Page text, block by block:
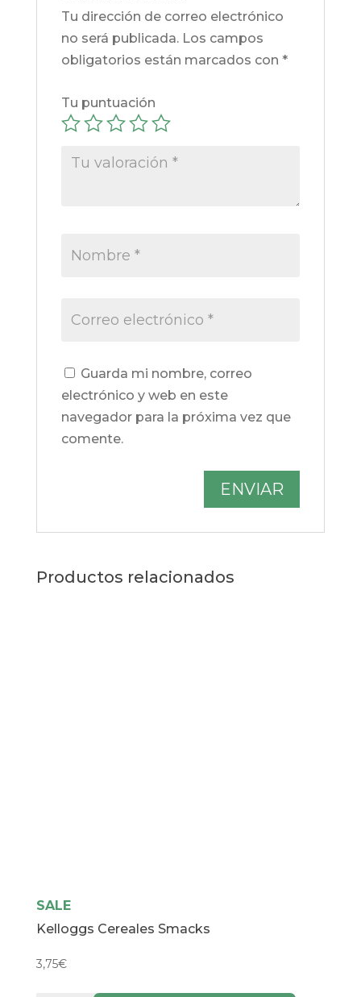
Tu dirección de correo electrónico
no será publicada. Los campos
obligatorios están marcados con *
Tu puntuación
Guarda mi nombre, correo
electrónico y web en este
navegador para la próxima vez que
comente.
Productos relacionados
SALE
Kelloggs Cereales Smacks
3,75€